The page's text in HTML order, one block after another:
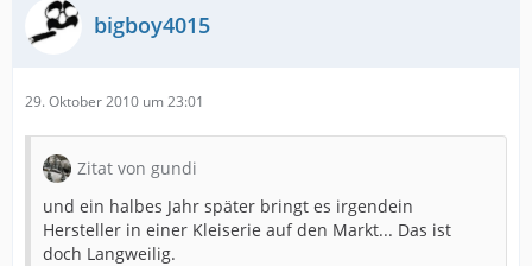
bigboy4015
29. Oktober 2010 um 23:01
Zitat von gundi
und ein halbes Jahr später bringt es irgendein
Hersteller in einer Kleiserie auf den Markt... Das ist
doch Langweilig.